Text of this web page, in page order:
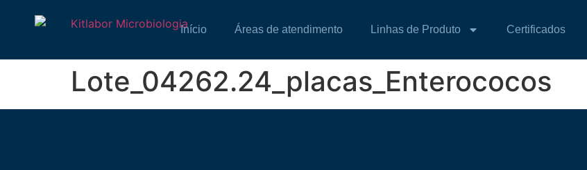
Início Áreas de atendimento Linhas de Produto Certificados
Lote_04262.24_placas_Enterococos